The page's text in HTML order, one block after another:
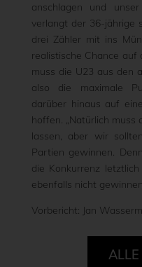
anschlagen und
verlangt der 36-jährige
drei Zähler mit ins
realistische Chance auf
muss die U23 aus den
also die maximale
darüber hinaus auf
hoffen. „Natürlich muss
lassen, aber wir
Partien gewinnen.
die Konkurrenz
ebenfalls nicht
Vorbericht: Jan
ALLE